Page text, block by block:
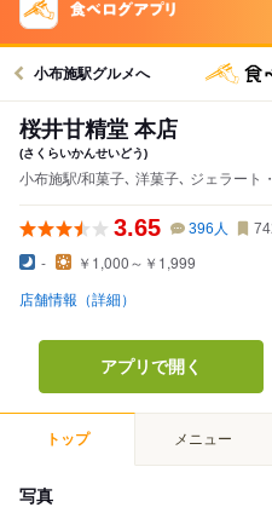
小布施駅グルメへ
桜井甘精堂 本店
(さくらいかんせいどう)
小布施駅/和菓子､ 洋菓子､ ジェラート
3.65 396 人
- ￥1,000～￥1,999
店舗情報（詳細）
アプリで開く
トップ メニュー
写真